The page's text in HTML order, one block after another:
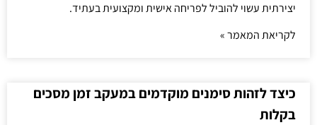
יצירתית עשוי להוביל לפריחה אישית ומקצועית בעתיד.
לקריאת המאמר »
כיצד לזהות סימנים מוקדמים במעקב זמן מסכים
בקלות